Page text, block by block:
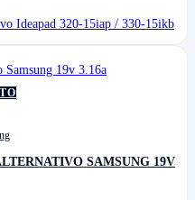
SAMSUNG 19V